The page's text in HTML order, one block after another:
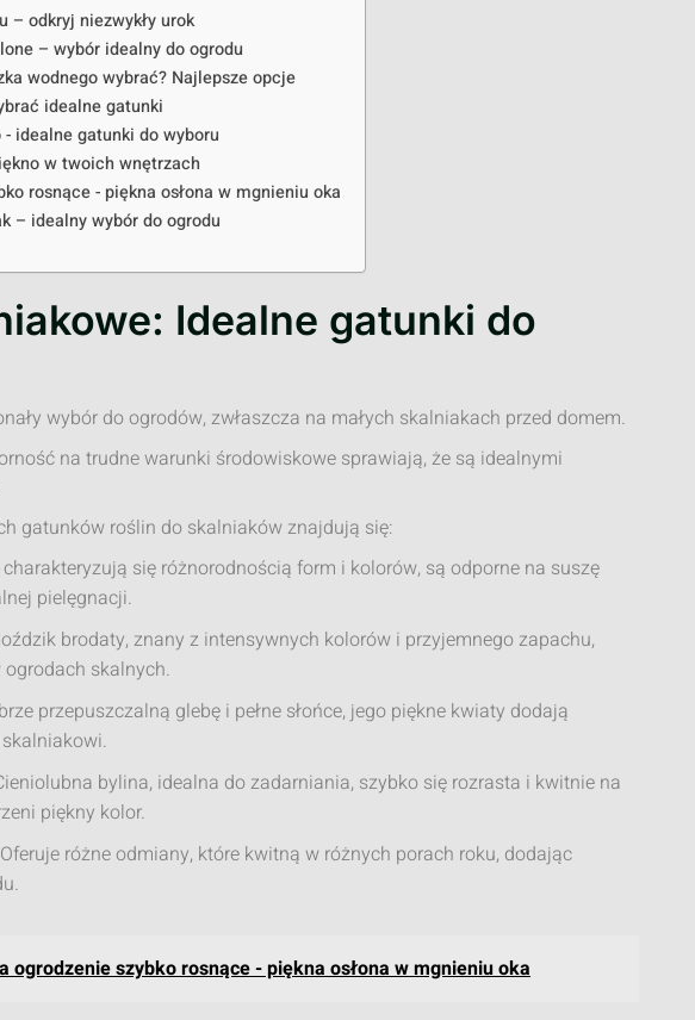
– odkryj niezwykły urok
– wybór idealny do ogrodu
wodnego wybrać? Najlepsze opcje
idealne gatunki
idealne gatunki do wyboru
w twoich wnętrzach
rosnące - piękna osłona w mgnieniu oka
– idealny wybór do ogrodu
Idealne gatunki do
wybór do ogrodów, zwłaszcza na małych skalniakach przed domem.
na trudne warunki środowiskowe sprawiają, że są idealnymi
gatunków roślin do skalniaków znajdują się:
się różnorodnością form i kolorów, są odporne na suszę
pielęgnacji.
brodaty, znany z intensywnych kolorów i przyjemnego zapachu,
skalnych.
przepuszczalną glebę i pełne słońce, jego piękne kwiaty dodają
bylina, idealna do zadarniania, szybko się rozrasta i kwitnie na
piękny kolor.
różne odmiany, które kwitną w różnych porach roku, dodając
ogrodzenie szybko rosnące - piękna osłona w mgnieniu oka